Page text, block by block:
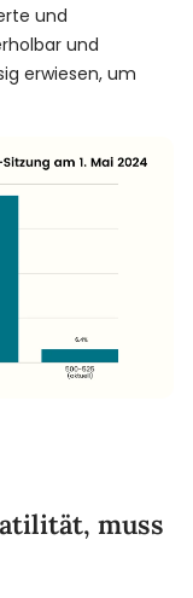
und
und
erwiesen, um
muss